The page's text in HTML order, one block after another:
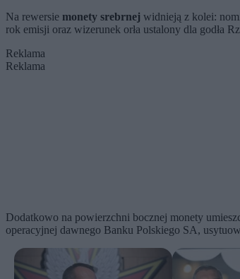
Na rewersie monety srebrnej widnieją z kolei:
rok emisji oraz wizerunek orła ustalony dla godła
Reklama
Reklama
Dodatkowo na powierzchni bocznej monety
operacyjnej dawnego Banku Polskiego SA,